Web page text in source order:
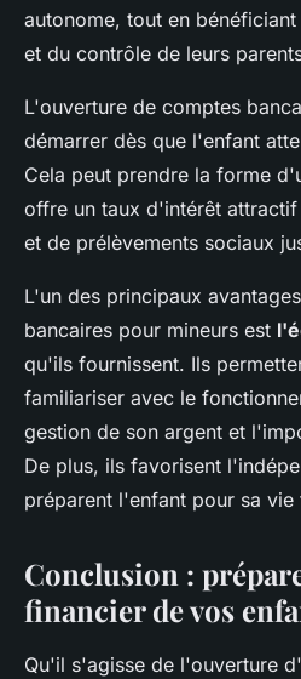
autonome, tout en
et du contrôle de leurs
L'ouverture de comptes
démarrer dès que l'enfant
Cela peut prendre la forme
offre un taux d'intérêt
et de prélèvements sociaux
L'un des principaux
bancaires pour mineurs est
qu'ils fournissent. Ils
familiariser avec le
gestion de son argent et
De plus, ils favorisent
préparent l'enfant pour sa vie
Conclusion :
financier de vos
Qu'il s'agisse de l'ouverture